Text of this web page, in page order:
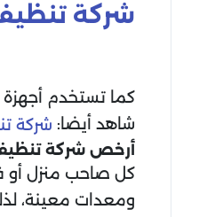
شركة
كما تستخدم أجهزة
شاهد أيضا: شركة
أرخص شركة تنظيف
كل صاحب منزل أو
ومعدات معينة،